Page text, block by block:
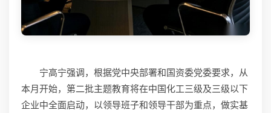
宁高宁强调，根据党中央部署和国资委党委要求，从
本月开始，第二批主题教育将在中国化工三级及三级以下
企业中全面启动，以领导班子和领导干部为重点，做实基